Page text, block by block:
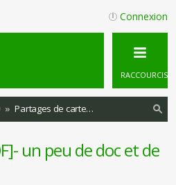
Connexion
RACCOURCIS
Partages de cartes, vidéos, astuces, tutoriels etc etc
he
un peu de doc et de